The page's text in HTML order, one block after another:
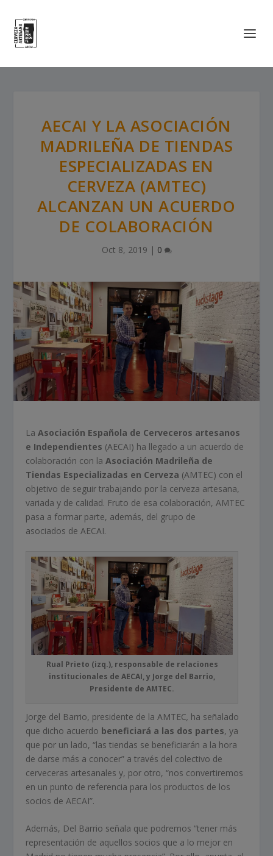
AECAI Y LA ASOCIACIÓN
MADRILEÑA DE TIENDAS
ESPECIALIZADAS EN
CERVEZA (AMTEC)
ALCANZAN UN ACUERDO
DE COLABORACIÓN
Oct 8, 2019 | 0
LaAsociación Española de Cerveceros artesanos
e Independientes (AECAI) ha llegado a un acuerdo de
colaboración con laAsociación Madrileña de
Tiendas Especializadas en Cerveza (AMTEC) con el
objetivo de seguir trabajando por la cerveza artesana,
variada y de calidad. Fruto de esa colaboración, AMTEC
pasa a formar parte, además, del grupo de
asociados de AECAI.
Rual Prieto (izq.), responsable de relaciones
institucionales de AECAI, y Jorge del Barrio,
Presidente de AMTEC.
Jorge del Barrio, presidente de la AMTEC, ha señalado
que dicho acuerdo beneficiará a las dos partes, ya
que por un lado, “las tiendas se beneficiarán a la hora
de darse más a conocer” a través del colectivo de
cerveceras artesanales y, por otro, “nos convertiremos
en un punto de referencia para los productos de los
socios de AECAI”.
Además, Del Barrio señala que podremos “tener más
representación de aquellos socios que a lo mejor en